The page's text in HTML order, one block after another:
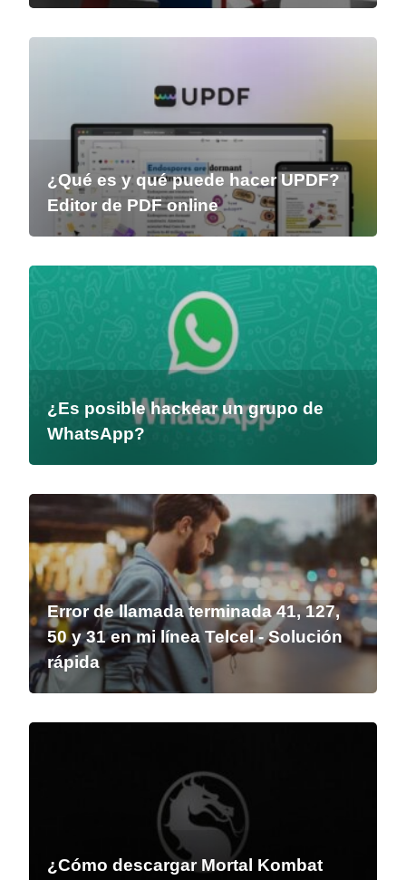
¿Qué es y qué puede hacer UPDF?
Editor de PDF online
¿Es posible hackear un grupo de
WhatsApp?
Error de llamada terminada 41, 127,
50 y 31 en mi línea Telcel - Solución
rápida
¿Cómo descargar Mortal Kombat